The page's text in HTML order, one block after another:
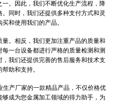
。因此，我们不断优化生产流程，降
同时，我们还提供多种支付方式和灵
和使用我们的产品。
。相反，我们更加注重产品的质量和
一台设备都进行严格的质量检测和测
我们还提供完善的售后服务和技术支
助和支持。
生产厂家的一款精品产品，不仅价格优
成为您金属加工领域的得力助手，为
割机
机(又称管子相贯线切割机、管
...